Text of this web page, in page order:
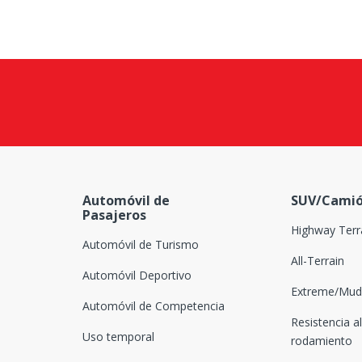
Automóvil de
Pasajeros
Automóvil de Turismo
Automóvil Deportivo
Automóvil de Competencia
Uso temporal
SUV/
Highway
All-Terrain
Extreme/
Resistencia al
rodamiento